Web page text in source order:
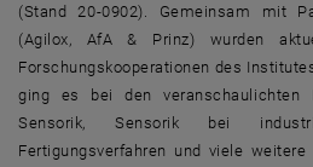
(Stand 20-0902). Gemeinsam mit
(Agilox, AfA & Prinz) wurden
Forschungskooperationen des
ging es bei den veranschaulichten
Sensorik, Sensorik bei
Fertigungsverfahren und viele